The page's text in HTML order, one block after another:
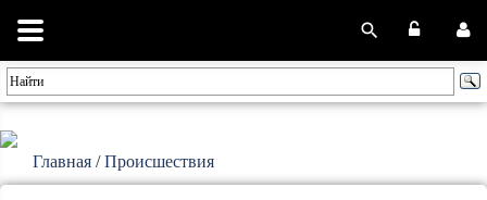
Главная /Происшествия